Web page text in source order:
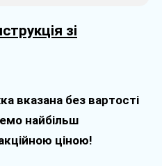
зі
вказана без вартості
найбільш
ціною!